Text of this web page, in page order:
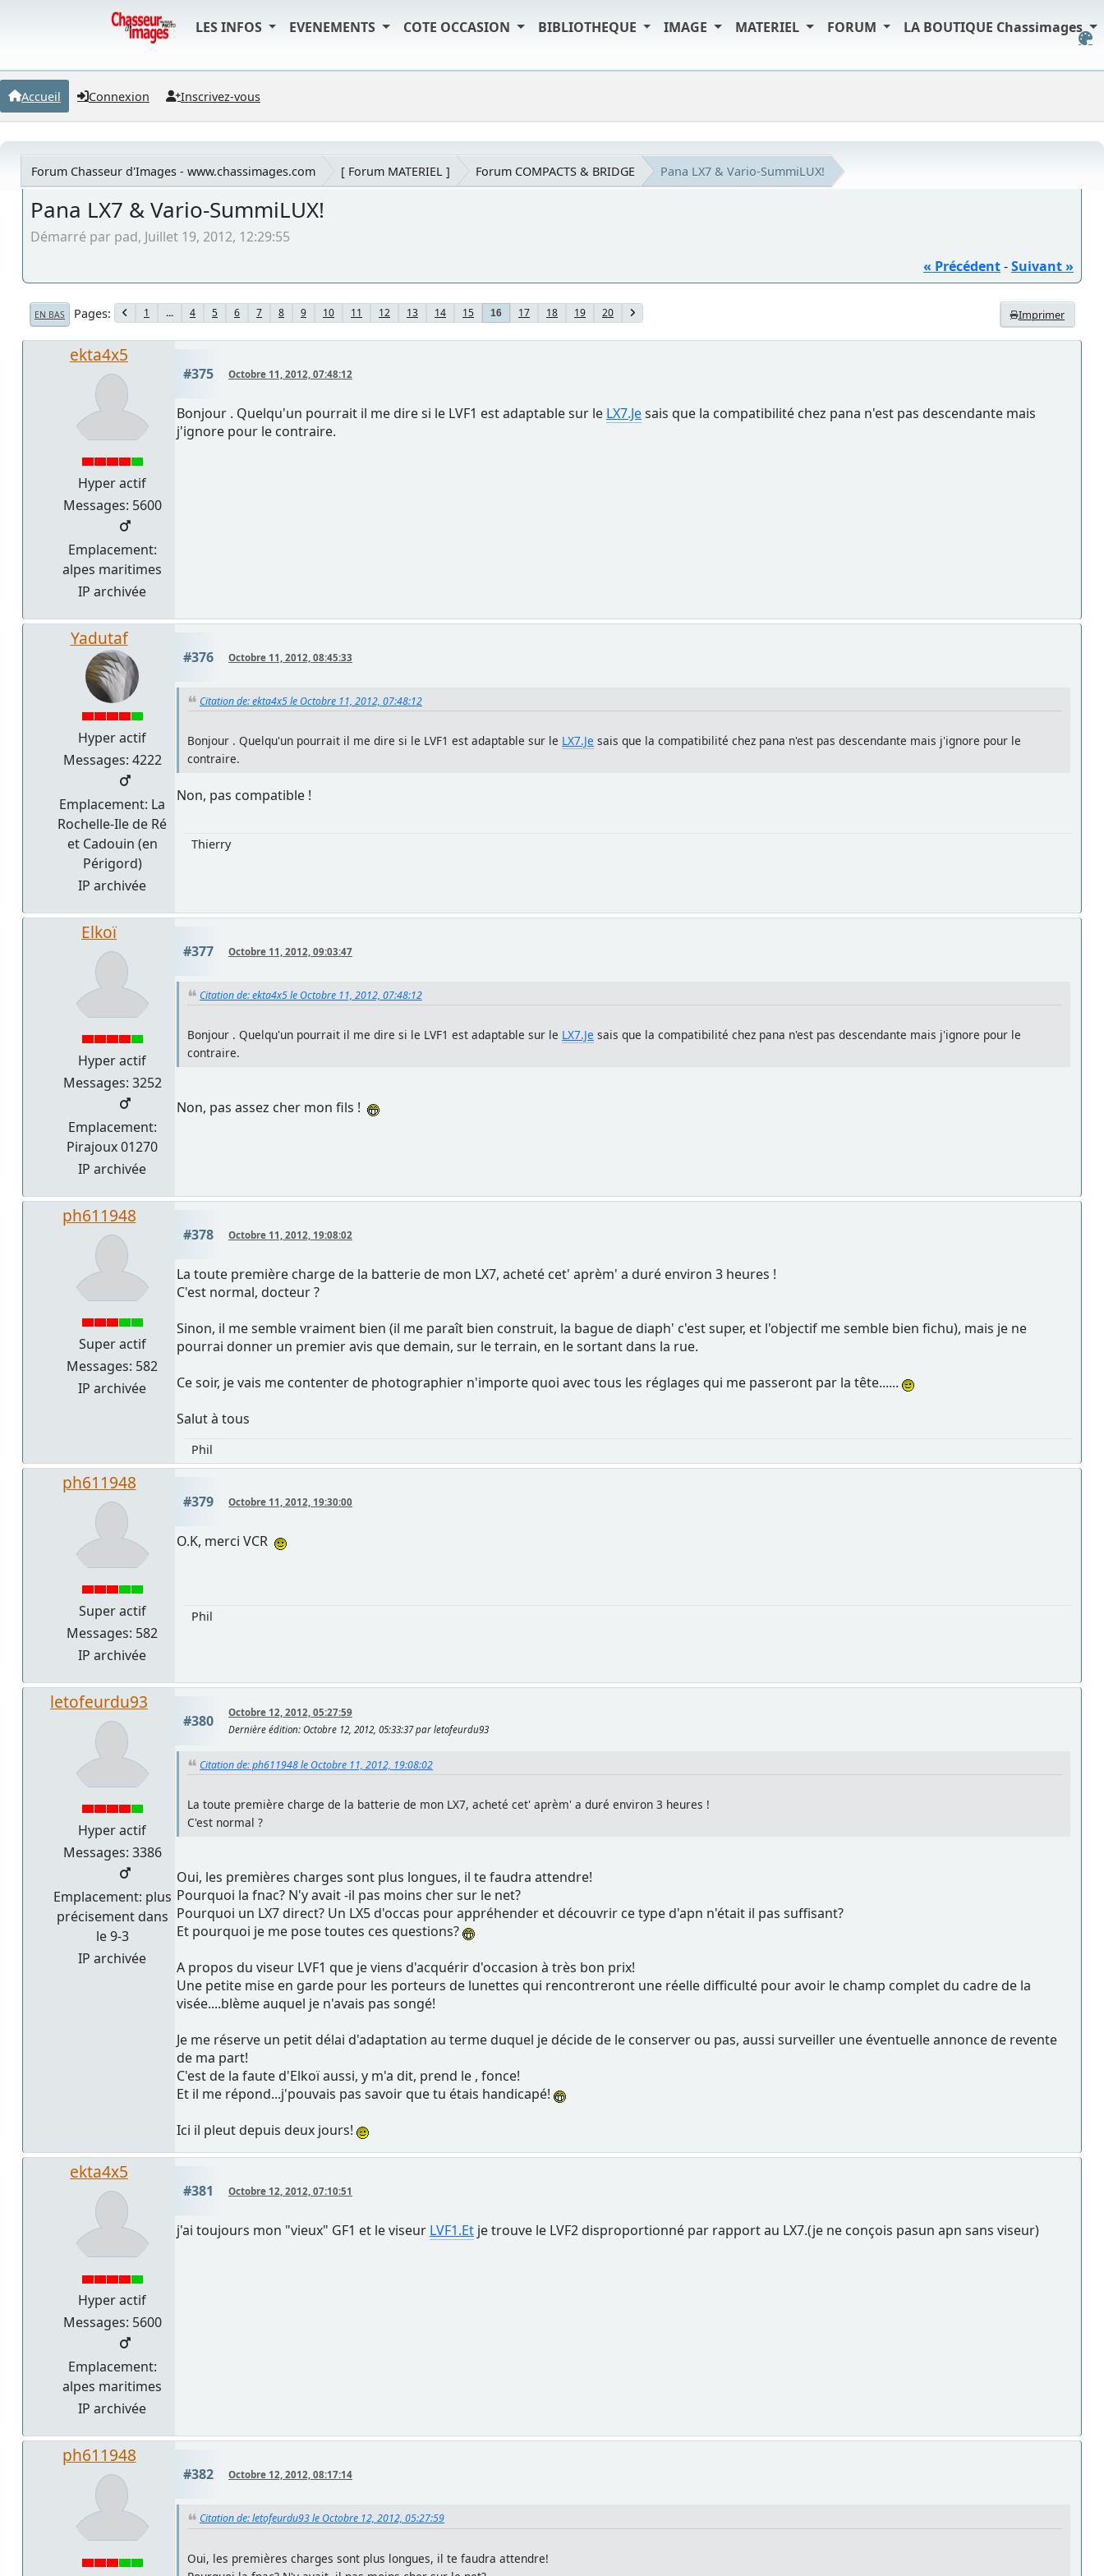
LES INFOS EVENEMENTS COTE OCCASION BIBLIOTHEQUE IMAGE MATERIEL FORUM LA BOUTIQUE Chassimages
Accueil Connexion Inscrivez-vous
Forum Chasseur d'Images - www.chassimages.com [ Forum MATERIEL ] Forum COMPACTS & BRIDGE Pana LX7 & Vario-SummiLUX!
Pana LX7 & Vario-SummiLUX!
Démarré par pad, Juillet 19, 2012, 12:29:55
« Précédent-Suivant »
Imprimer
EN BAS Pages 1 ... 4 5 6 7 8 9 10 11 12 13 14 15 16 17 18 19 20
ekta4x5
Hyper actif
Messages: 5600
Emplacement:
alpes maritimes
IP archivée
#375 Octobre 11, 2012, 07:48:12
Bonjour . Quelqu'un pourrait il me dire si le LVF1 est adaptable sur le LX7.Jesais que la compatibilité chez pana n'est pas descendante mais
j'ignore pour le contraire.
Yadutaf
Hyper actif
Messages: 4222
Emplacement: La
Rochelle-Ile de Ré
et Cadouin (en
Périgord)
IP archivée
#376 Octobre 11, 2012, 08:45:33
Citation de: ekta4x5 le Octobre 11, 2012, 07:48:12
Bonjour . Quelqu'un pourrait il me dire si le LVF1 est adaptable sur le LX7.Je sais que la compatibilité chez pana n'est pas descendante mais j'ignore pour le
contraire.
Non, pas compatible !
Thierry
Elkoï
Hyper actif
Messages: 3252
Emplacement:
Pirajoux 01270
IP archivée
#377 Octobre 11, 2012, 09:03:47
Citation de: ekta4x5 le Octobre 11, 2012, 07:48:12
Bonjour . Quelqu'un pourrait il me dire si le LVF1 est adaptable sur le LX7.Je sais que la compatibilité chez pana n'est pas descendante mais j'ignore pour le
contraire.
Non, pas assez cher mon fils !
ph611948
Super actif
Messages: 582
IP archivée
#378 Octobre 11, 2012, 19:08:02
La toute première charge de la batterie de mon LX7, acheté cet' aprèm' a duré environ 3 heures !
C'est normal, docteur ?
Sinon, il me semble vraiment bien (il me paraît bien construit, la bague de diaph' c'est super, et l'objectif me semble bien fichu), mais je ne
pourrai donner un premier avis que demain, sur le terrain, en le sortant dans la rue.
Ce soir, je vais me contenter de photographier n'importe quoi avec tous les réglages qui me passeront par la tête......
Salut à tous
Phil
ph611948
Super actif
Messages: 582
IP archivée
#379 Octobre 11, 2012, 19:30:00
O.K, merci VCR
Phil
letofeurdu93
Hyper actif
Messages: 3386
Emplacement: plus
précisement dans
le 9-3
IP archivée
#380
Octobre 12, 2012, 05:27:59
Dernière édition: Octobre 12, 2012, 05:33:37 par letofeurdu93
Citation de: ph611948 le Octobre 11, 2012, 19:08:02
La toute première charge de la batterie de mon LX7, acheté cet' aprèm' a duré environ 3 heures !
C'est normal ?
Oui, les premières charges sont plus longues, il te faudra attendre!
Pourquoi la fnac? N'y avait -il pas moins cher sur le net?
Pourquoi un LX7 direct? Un LX5 d'occas pour appréhender et découvrir ce type d'apn n'était il pas suffisant?
Et pourquoi je me pose toutes ces questions?
A propos du viseur LVF1 que je viens d'acquérir d'occasion à très bon prix!
Une petite mise en garde pour les porteurs de lunettes qui rencontreront une réelle difficulté pour avoir le champ complet du cadre de la
visée....blème auquel je n'avais pas songé!
Je me réserve un petit délai d'adaptation au terme duquel je décide de le conserver ou pas, aussi surveiller une éventuelle annonce de revente
de ma part!
C'est de la faute d'Elkoï aussi, y m'a dit, prend le , fonce!
Et il me répond...j'pouvais pas savoir que tu étais handicapé!
Ici il pleut depuis deux jours!
ekta4x5
Hyper actif
Messages: 5600
Emplacement:
alpes maritimes
IP archivée
#381 Octobre 12, 2012, 07:10:51
j'ai toujours mon "vieux" GF1 et le viseur LVF1.Et je trouve le LVF2 disproportionné par rapport au LX7.(je ne conçois pasun apn sans viseur)
ph611948
#382 Octobre 12, 2012, 08:17:14
Citation de: letofeurdu93 le Octobre 12, 2012, 05:27:59
Oui, les premières charges sont plus longues, il te faudra attendre!